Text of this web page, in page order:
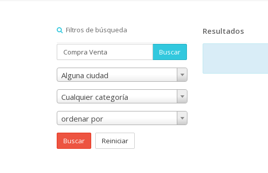
Filtros de búsqueda
Buscar
Alguna ciudad
Cualquier categoría
ordenar por
Buscar Reiniciar
Resultados